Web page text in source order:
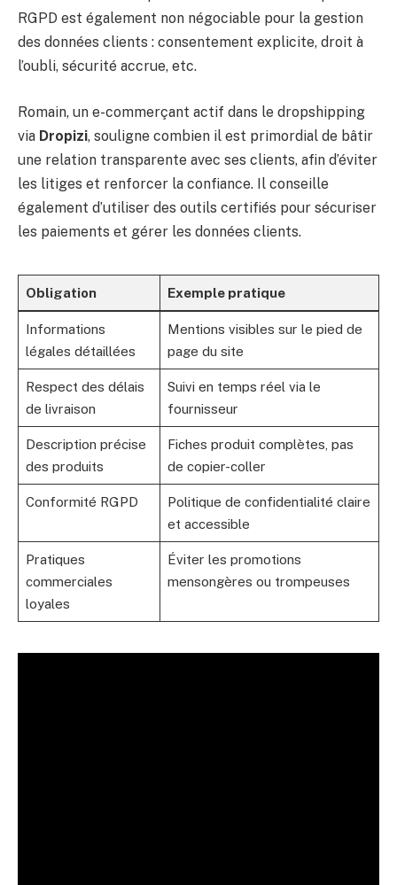
RGPD est également non négociable pour la gestion
des données clients : consentement explicite, droit à
l’oubli, sécurité accrue, etc.
Romain, un e-commerçant actif dans le dropshipping
via Dropizi, souligne combien il est primordial de bâtir
une relation transparente avec ses clients, afin d’éviter
les litiges et renforcer la confiance. Il conseille
également d’utiliser des outils certifiés pour sécuriser
les paiements et gérer les données clients.
Obligation Exemple pratique
Informations
légales détaillées
Mentions visibles sur le pied de
page du site
Respect des délais
de livraison
Suivi en temps réel via le
fournisseur
Description précise
des produits
Fiches produit complètes, pas
de copier-coller
Conformité RGPD
Politique de confidentialité claire
et accessible
Pratiques
commerciales
loyales
Éviter les promotions
mensongères ou trompeuses